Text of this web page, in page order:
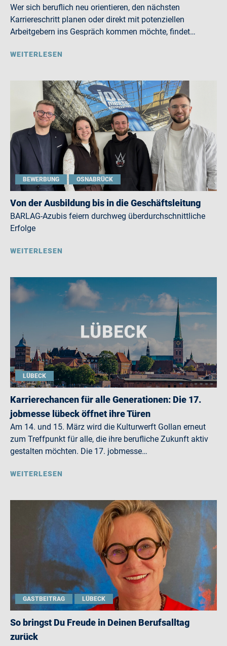
Wer sich beruflich neu orientieren, den nächsten
Karriereschritt planen oder direkt mit potenziellen
Arbeitgebern ins Gespräch kommen möchte, findet…
WEITERLESEN
BEWERBUNG OSNABRÜCK
Von der Ausbildung bis in die Geschäftsleitung
BARLAG-Azubis feiern durchweg überdurchschnittliche
Erfolge
WEITERLESEN
LÜBECK
Karrierechancen für alle Generationen: Die 17.
jobmesse lübeck öffnet ihre Türen
Am 14. und 15. März wird die Kulturwerft Gollan erneut
zum Treffpunkt für alle, die ihre berufliche Zukunft aktiv
gestalten möchten. Die 17. jobmesse…
WEITERLESEN
GASTBEITRAG LÜBECK
So bringst Du Freude in Deinen Berufsalltag
zurück